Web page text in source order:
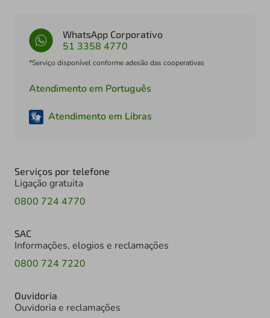
WhatsApp Corporativo
51 3358 4770
*Serviço disponível conforme adesão das cooperativas
Atendimento em Português
Atendimento em Libras
Serviços por telefone
Ligação gratuita
0800 724 4770
SAC
Informações, elogios e reclamações
0800 724 7220
Ouvidoria
Ouvidoria e reclamações